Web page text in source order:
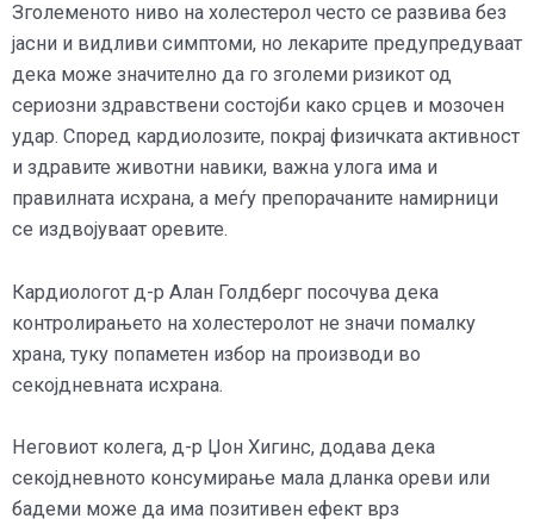
Зголеменото ниво на холестерол често се развива без
јасни и видливи симптоми, но лекарите предупредуваат
дека може значително да го зголеми ризикот од
сериозни здравствени состојби како срцев и мозочен
удар. Според кардиолозите, покрај физичката активност
и здравите животни навики, важна улога има и
правилната исхрана, а меѓу препорачаните намирници
се издвојуваат оревите.
Кардиологот д-р Алан Голдберг посочува дека
контролирањето на холестеролот не значи помалку
храна, туку попаметен избор на производи во
секојдневната исхрана.
Неговиот колега, д-р Џон Хигинс, додава дека
секојдневното консумирање мала дланка ореви или
бадеми може да има позитивен ефект врз